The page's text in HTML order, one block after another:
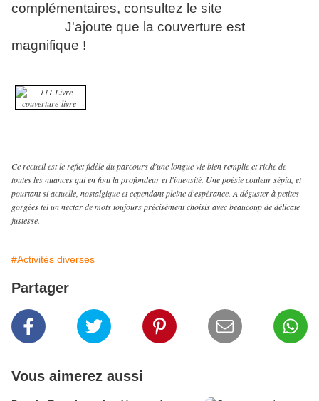
complémentaires, consultez le site
J'ajoute que la couverture est
magnifique !
Ce recueil est le reflet fidèle du parcours d'une longue vie bien remplie et riche de
toutes les nuances qui en font la profondeur et l'intensité. Une poésie couleur sépia, et
pourtant si actuelle, nostalgique et cependant pleine d'espérance. A déguster à petites
gorgées tel un nectar de mots toujours précisément choisis avec beaucoup de délicate
justesse.
#Activités diverses
Partager
Vous aimerez aussi